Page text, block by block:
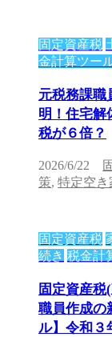
固定資産税
金計算ツー
元税務課職
明！住宅解
税が６倍？
2026/6/22
策, 特定空き
固定資産税
続き 税金計
固定資産
職員作成の
ル】令和３